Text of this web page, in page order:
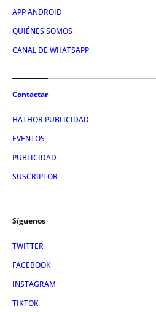
APP ANDROID
QUIÉNES SOMOS
CANAL DE WHATSAPP
Contactar
HATHOR PUBLICIDAD
EVENTOS
PUBLICIDAD
SUSCRIPTOR
Síguenos
TWITTER
FACEBOOK
INSTAGRAM
TIKTOK